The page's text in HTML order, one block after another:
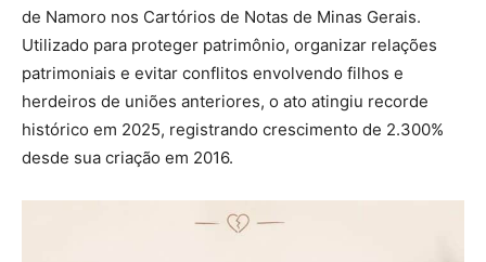
de Namoro nos Cartórios de Notas de Minas Gerais.
Utilizado para proteger patrimônio, organizar relações
patrimoniais e evitar conflitos envolvendo filhos e
herdeiros de uniões anteriores, o ato atingiu recorde
histórico em 2025, registrando crescimento de 2.300%
desde sua criação em 2016.